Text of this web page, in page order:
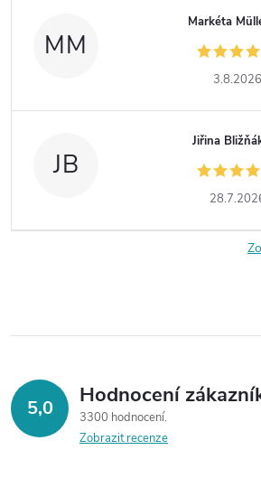
MM
Markéta
3.8.2026
JB
Jiřina
5,0 Hodnocení
3300 hodnocení
Zobrazit recenze